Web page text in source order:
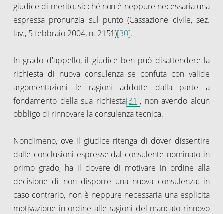
giudice di merito, sicché non è neppure necessaria una
espressa pronunzia sul punto (Cassazione civile, sez.
lav., 5 febbraio 2004, n. 2151)[30].
In grado d'appello, il giudice ben può disattendere la
richiesta di nuova consulenza se confuta con valide
argomentazioni le ragioni addotte dalla parte a
fondamento della sua richiesta[31], non avendo alcun
obbligo di rinnovare la consulenza tecnica.
Nondimeno, ove il giudice ritenga di dover dissentire
dalle conclusioni espresse dal consulente nominato in
primo grado, ha il dovere di motivare in ordine alla
decisione di non disporre una nuova consulenza; in
caso contrario, non è neppure necessaria una esplicita
motivazione in ordine alle ragioni del mancato rinnovo